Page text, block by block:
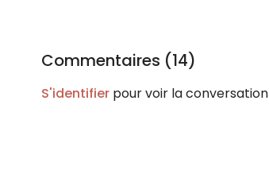
Commentaires (14)
S'identifier pour voir la conversation